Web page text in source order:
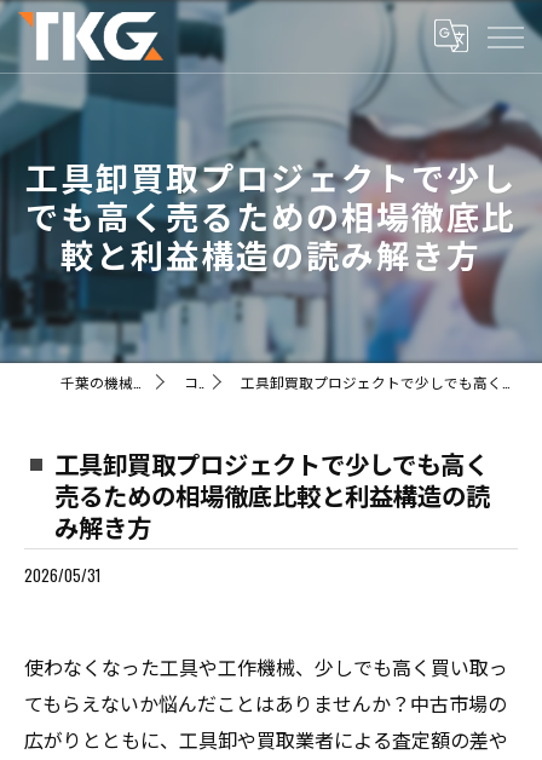
工具卸買取プロジェクトで少し
でも高く売るための相場徹底比
較と利益構造の読み解き方
コラム 工具卸買取プロジェクトで少しでも高く売るための相場徹底比較と利益構造の読み解き方
工具卸買取プロジェクトで少しでも高く
売るための相場徹底比較と利益構造の読
み解き方
2026/05/31
使わなくなった工具や工作機械、少しでも高く買い取っ
てもらえないか悩んだことはありませんか？中古市場の
広がりとともに、工具卸や買取業者による査定額の差や